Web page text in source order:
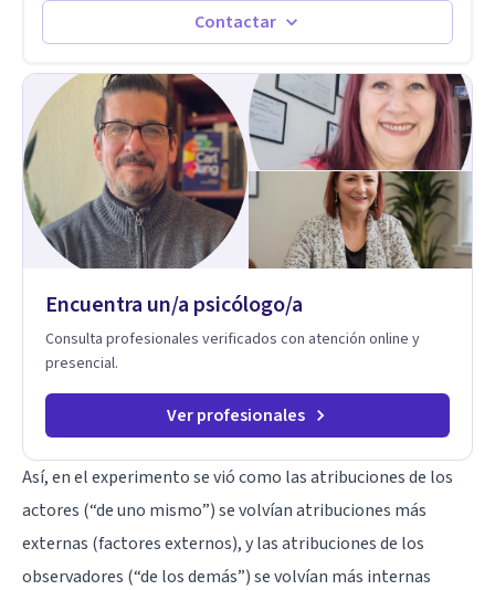
intención es hacer algo con lo que te está pasando. No dudes
en comunicarte a fin de comenzar a resolver la situación que
Contactar
Encuentra un/a psicólogo/a
Consulta profesionales verificados con atención online y
presencial.
Ver profesionales
Así, en el experimento se vió como las atribuciones de los
actores (“de uno mismo”) se volvían atribuciones más
externas (factores externos), y las atribuciones de los
observadores (“de los demás”) se volvían más internas